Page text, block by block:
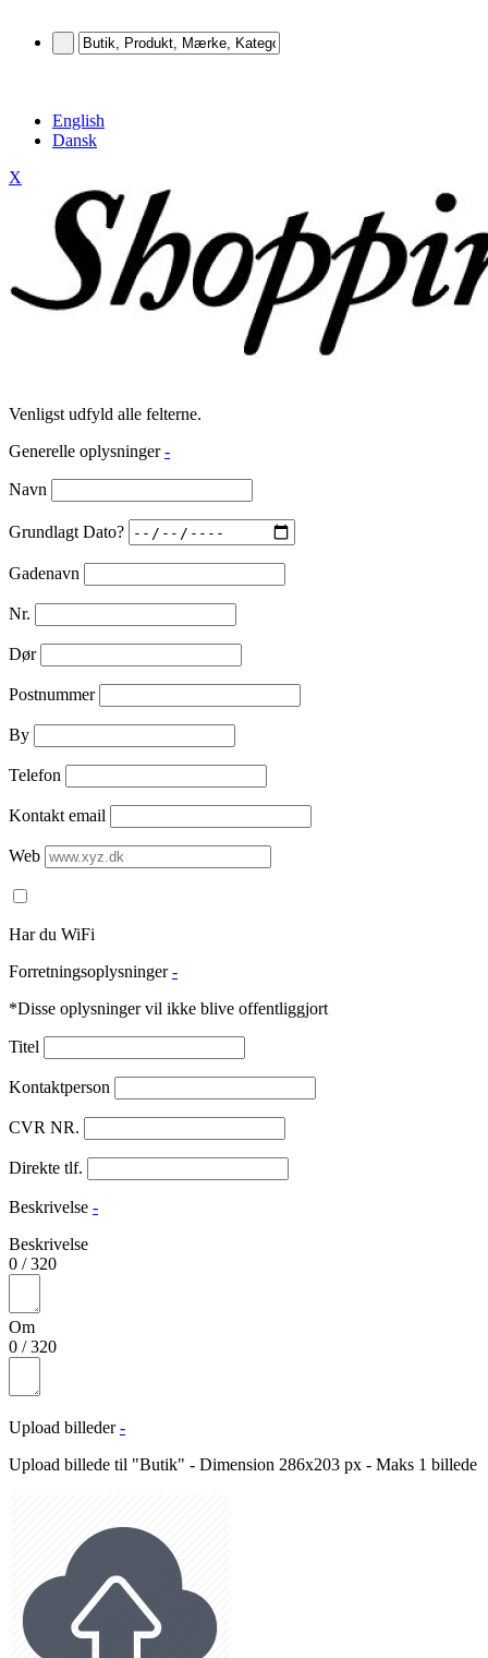
English
Dansk
X
Venligst udfyld alle felterne.
Generelle oplysninger -
Navn
Grundlagt Dato?
Gadenavn
Nr.
Dør
Postnummer
By
Telefon
Kontakt email
Web
Har du WiFi
Forretningsoplysninger -
*Disse oplysninger vil ikke blive offentliggjort
Titel
Kontaktperson
CVR NR.
Direkte tlf.
Beskrivelse -
Beskrivelse
0 /320
Om
0 /320
Upload billeder -
Upload billede til "Butik" - Dimension 286x203 px - Maks 1 billede